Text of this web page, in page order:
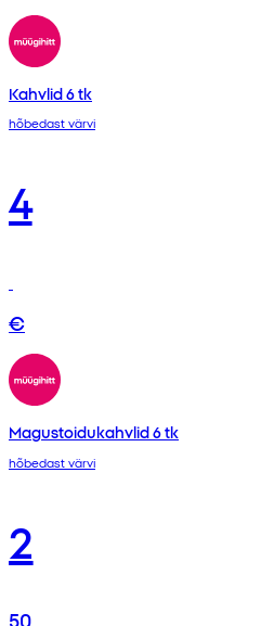
Kahvlid 6 tk
hõbedast värvi
4
€
Magustoidukahvlid 6 tk
hõbedast värvi
2
50